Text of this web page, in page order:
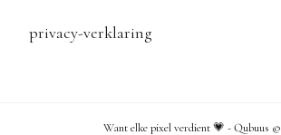
privacy-verklaring
Want elke pixel verdient 💗 - Qubuus ©